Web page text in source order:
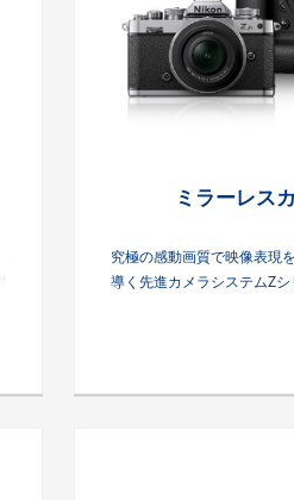
ミラーレス
究極の感動画質で映像表現
導く先進カメラシステムZシ